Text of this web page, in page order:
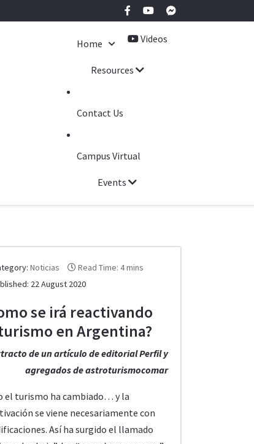
Home Videos
Resources
Contact Us
Campus Virtual
Events
Noticias
Read Time: 4 mins
22 August 2020
se irá reactivando
en Argentina?
de un artículo de editorial Perfil y
agregados de astroturismocomar
el turismo ha cambiado… y la
se viene necesariamente con
Así ha surgido el llamado